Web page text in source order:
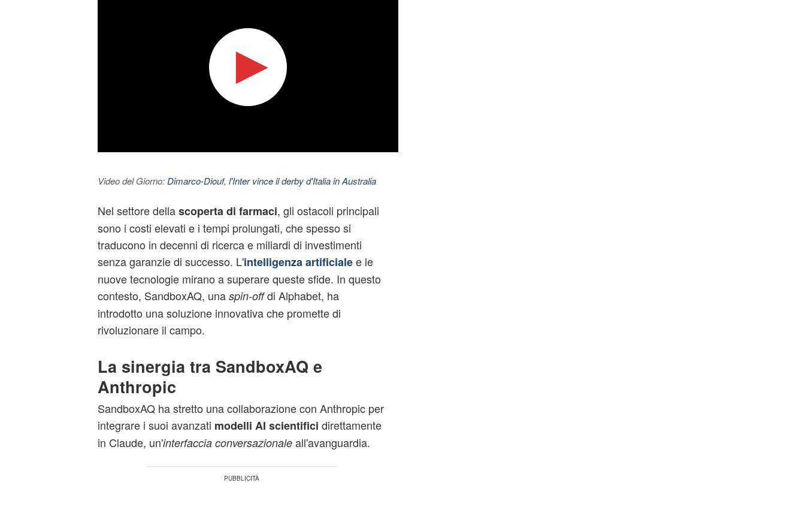
Video del Giorno: Dimarco-Diouf, l'Inter vince il derby d'Italia in Australia
Nel settore dellascoperta di farmaci, gli ostacoli principali
sono i costi elevati e i tempi prolungati, che spesso si
traducono in decenni di ricerca e miliardi di investimenti
senza garanzie di successo. L'intelligenza artificialee le
nuove tecnologie mirano a superare queste sfide. In questo
contesto, SandboxAQ, una spin-offdi Alphabet, ha
introdotto una soluzione innovativa che promette di
rivoluzionare il campo.
La sinergia tra SandboxAQ e
Anthropic
SandboxAQ ha stretto una collaborazione con Anthropic per
integrare i suoi avanzati modelli AI scientifici direttamente
in Claude, un'interfaccia conversazionaleall'avanguardia.